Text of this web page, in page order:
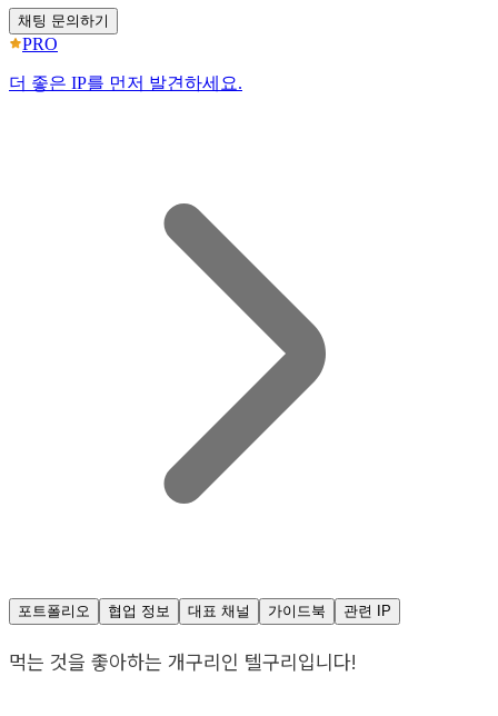
채팅 문의하기
PRO
더 좋은 IP를 먼저 발견하세요.
포트폴리오 협업 정보 대표 채널 가이드북 관련 IP
먹는 것을 좋아하는 개구리인 텔구리입니다!